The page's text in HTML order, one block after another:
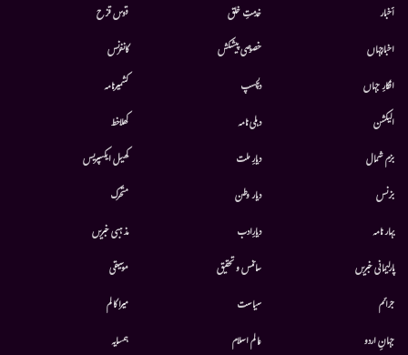
أخبار
اخبارجہاں
افکارِ جہاں
الیکشن
بزم شمال
بزنس
بہار نامہ
پارلیمانی خبریں
جرائم
جہانِ اردو
خدمتِ خلق
خصوصی پیشکش
دلچسپ
دہلی نامہ
دیارِ ملت
دیار وطن
دیارِادب
سائنس و تحقیق
سیاست
عالم اسلام
قوس قزح
کانفرنس
کشمیرنامہ
کھلاخط
کھیل ایکسپریس
متحرك
مذہبی خبریں
موسيقى
میرا کالم
ہمسایہ